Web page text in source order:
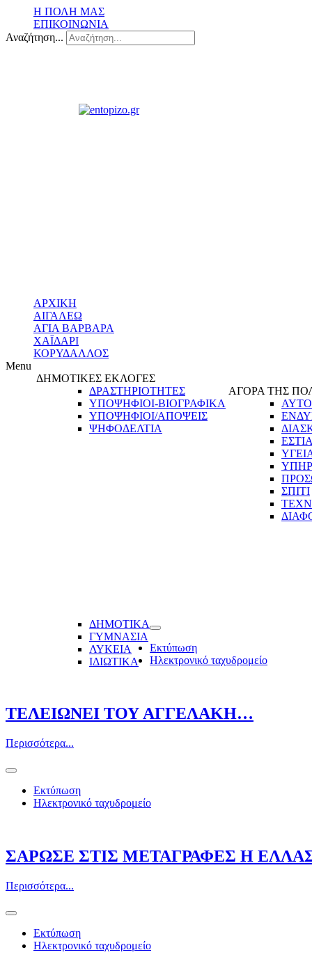
Η ΠΟΛΗ ΜΑΣ
ΕΠΙΚΟΙΝΩΝΙΑ
Αναζήτηση...
ΑΡΧΙΚΗ
ΑΙΓΑΛΕΩ
ΑΓΙΑ ΒΑΡΒΑΡΑ
ΧΑΪΔΑΡΙ
ΚΟΡΥΔΑΛΛΟΣ
Menu
ΔΗΜΟΤΙΚΕΣ ΕΚΛΟΓΕΣ
ΔΡΑΣΤΗΡΙΟΤΗΤΕΣ
ΥΠΟΨΗΦΙΟΙ-ΒΙΟΓΡΑΦΙΚΑ
ΥΠΟΨΗΦΙΟΙ/ΑΠΟΨΕΙΣ
ΨΗΦΟΔΕΛΤΙΑ
ΑΓΟΡΑ ΤΗΣ
ΣΠΙΤΙ
ΔΗΜΟΤΙΚΑ
ΓΥΜΝΑΣΙΑ
ΛΥΚΕΙΑ
ΙΔΙΩΤΙΚΑ
Εκτύπωση
Ηλεκτρονικό ταχυδρομείο
ΤΕΛΕΙΩΝΕΙ ΤΟΥ ΑΓΓΕΛΑΚΗ…
Περισσότερα...
Εκτύπωση
Ηλεκτρονικό ταχυδρομείο
ΣΑΡΩΣΕ ΣΤΙΣ ΜΕΤΑΓΡΑΦΕΣ Η
Περισσότερα...
Εκτύπωση
Ηλεκτρονικό ταχυδρομείο